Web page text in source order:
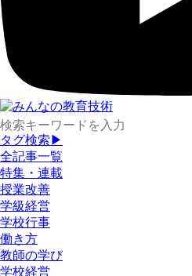
タグ検索▶
全記事一覧
特集・連載
授業改善
学級経営
学校行事
働き方
教師の学び
学校経営